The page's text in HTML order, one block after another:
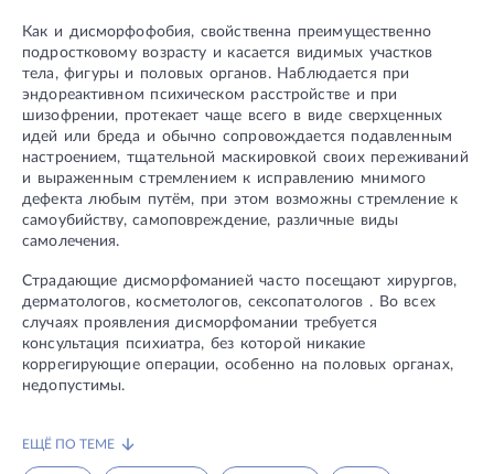
Как и дисморфофобия, свойственна преимущественно
подростковому возрасту и касается видимых участков
тела, фигуры и половых органов. Наблюдается при
эндореактивном психическом расстройстве и при
шизофрении, протекает чаще всего в виде сверхценных
идей или бреда и обычно сопровождается подавленным
настроением, тщательной маскировкой своих переживаний
и выраженным стремлением к исправлению мнимого
дефекта любым путём, при этом возможны стремление к
самоубийству, самоповреждение, различные виды
самолечения.
Страдающие дисморфоманией часто посещают хирургов,
дерматологов, косметологов, сексопатологов . Во всех
случаях проявления дисморфомании требуется
консультация психиатра, без которой никакие
коррегирующие операции, особенно на половых органах,
недопустимы.
ЕЩЁ ПО ТЕМЕ